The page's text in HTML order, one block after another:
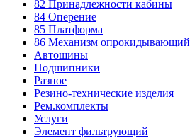
82 Принадлежности кабины
84 Оперение
85 Платформа
86 Механизм опрокидывающий
Автошины
Подшипники
Разное
Резино-технические изделия
Рем.комплекты
Услуги
Элемент фильтрующий